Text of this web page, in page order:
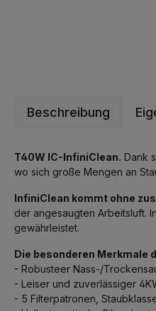
Beschreibung
T40W IC-InfiniClean. Dank
wo sich große Mengen an
InfiniClean kommt ohne
der angesaugten Arbeitsluft.
gewährleistet.
Die besonderen Merkmale
- Robusteer Nass-/
- Leiser und zuverlässiger
- 5 Filterpatronen,